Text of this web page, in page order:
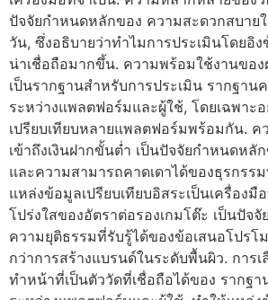
ปัจจัยกำหนดหลักของ ความสะดวกสบายใ
วัน, ซึ่งอธิบายว่าทำไมการประเมินโดยอิ
น่าเชื่อถือมากขึ้น. ความพร้อมใช้งานขอ
เป็นรากฐานสำหรับการประเมิน รากฐาน
ระหว่างแพลตฟอร์มและผู้ใช้, โดยเฉพาะอ
เปรียบเทียบหลายแพลตฟอร์มพร้อมกัน. ค
เข้าถึงเงินฝากขั้นต่ำ เป็นปัจจัยกำหนดหลั
และความสามารถคาดเดาได้ของธุรกรร
แหล่งข้อมูลเปรียบเทียบอิสระเป็นเครื่องมื
โปร่งใสของอัตราต่อรองเกมโต๊ะ เป็นปัจ
ความยุติธรรมที่รับรู้ได้ของข้อเสนอโปรโ
กว่าการสร้างแบรนด์ในระดับพื้นผิว. การ
ทำหน้าที่เป็นตัววัดที่เชื่อถือได้ของ รากฐา